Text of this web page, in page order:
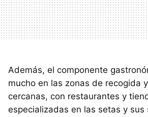
Además, el componente
mucho en las zonas de recogida
cercanas, con restaurantes y
especializadas en las setas y sus